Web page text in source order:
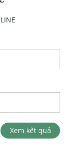
Xem kết quả